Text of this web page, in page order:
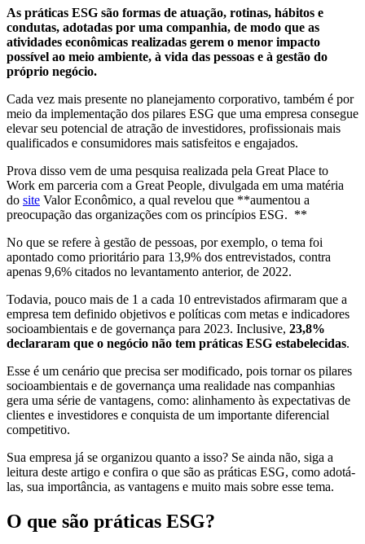
As práticas ESG são formas de atuação, rotinas, hábitos e
condutas, adotadas por uma companhia, de modo que as
atividades econômicas realizadas gerem o menor impacto
possível ao meio ambiente, à vida das pessoas e à gestão do
próprio negócio.
Cada vez mais presente no planejamento corporativo, também é por
meio da implementação dos pilares ESG que uma empresa consegue
elevar seu potencial de atração de investidores, profissionais mais
qualificados e consumidores mais satisfeitos e engajados.
Prova disso vem de uma pesquisa realizada pela Great Place to
Work em parceria com a Great People, divulgada em uma matéria
do site Valor Econômico, a qual revelou que **aumentou a
preocupação das organizações com os princípios ESG. **
No que se refere à gestão de pessoas, por exemplo, o tema foi
apontado como prioritário para 13,9% dos entrevistados, contra
apenas 9,6% citados no levantamento anterior, de 2022.
Todavia, pouco mais de 1 a cada 10 entrevistados afirmaram que a
empresa tem definido objetivos e políticas com metas e indicadores
socioambientais e de governança para 2023. Inclusive, 23,8%
declararam que o negócio não tem práticas ESG estabelecidas.
Esse é um cenário que precisa ser modificado, pois tornar os pilares
socioambientais e de governança uma realidade nas companhias
gera uma série de vantagens, como: alinhamento às expectativas de
clientes e investidores e conquista de um importante diferencial
competitivo.
Sua empresa já se organizou quanto a isso? Se ainda não, siga a
leitura deste artigo e confira o que são as práticas ESG, como adotá-
las, sua importância, as vantagens e muito mais sobre esse tema.
O que são práticas ESG?